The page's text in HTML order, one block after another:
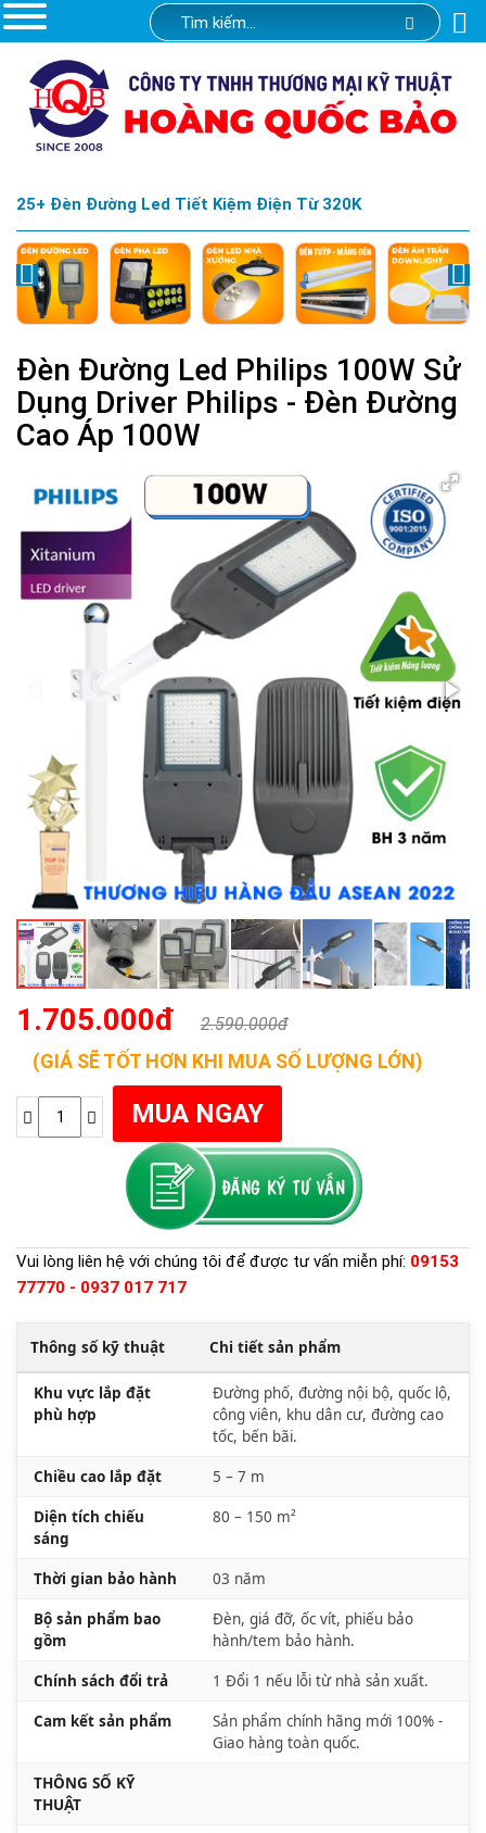
25+ Đèn Đường Led Tiết Kiệm Điện Từ 320K
Đèn Đường Led Philips 100W Sử
Dụng Driver Philips - Đèn Đường
Cao Áp 100W
1.705.000đ 2.590.000đ
(GIÁ SẼ TỐT HƠN KHI MUA SỐ LƯỢNG LỚN)
Vui lòng liên hệ với chúng tôi để được tư vấn miễn phí: 09153
77770 - 0937 017 717
Thông số kỹ thuật Chi tiết sản phẩm
Khu vực lắp đặt
phù hợp
Đường phố, đường nội bộ, quốc lộ,
công viên, khu dân cư, đường cao
tốc, bến bãi.
Chiều cao lắp đặt 5 – 7 m
Diện tích chiếu
sáng
80 – 150 m²
Thời gian bảo hành 03 năm
Bộ sản phẩm bao
gồm
Đèn, giá đỡ, ốc vít, phiếu bảo
hành/tem bảo hành.
Chính sách đổi trả 1 Đổi 1 nếu lỗi từ nhà sản xuất.
Cam kết sản phẩm
Sản phẩm chính hãng mới 100% -
Giao hàng toàn quốc.
THÔNG SỐ KỸ
THUẬT